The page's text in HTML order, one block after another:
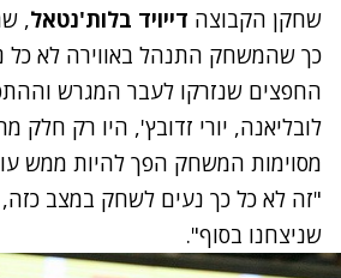
שחקן הקבוצה דייויד בלות'נטאל,
כך שהמשחק התנהל באווירה לא כל
החפצים שנזרקו לעבר המגרש
לובליאנה, יורי זדובץ', היו רק חלק
מסוימות המשחק הפך להיות ממש
"זה לא כל כך נעים לשחק במצב
שניצחנו בסוף".